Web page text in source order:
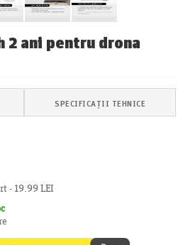
2 ani pentru drona
SPECIFICAȚII TEHNICE
- 19.99 LEI